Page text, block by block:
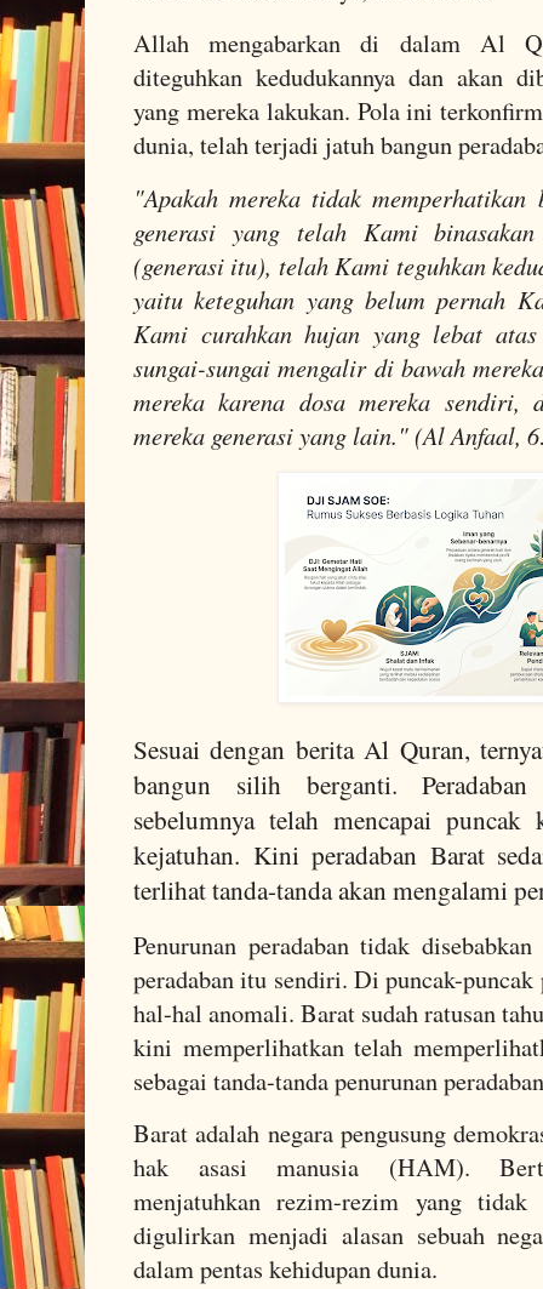
Allah mengabarkan di dalam Al
diteguhkan kedudukannya dan akan
yang mereka lakukan. Pola ini
dunia, telah terjadi jatuh bangun
"Apakah mereka tidak memperhatikan
generasi yang telah Kami
(generasi itu), telah Kami teguhkan
yaitu keteguhan yang belum pernah
Kami curahkan hujan yang lebat
sungai-sungai mengalir di bawah
mereka karena dosa mereka sendiri,
mereka generasi yang lain." (Al Anfaal,
Sesuai dengan berita Al Quran,
bangun silih berganti.
sebelumnya telah mencapai puncak
kejatuhan. Kini peradaban Barat
terlihat tanda-tanda akan mengalami
Penurunan peradaban tidak
peradaban itu sendiri. Di puncak-
hal-hal anomali. Barat sudah ratusan
kini memperlihatkan telah
sebagai tanda-tanda penurunan
Barat adalah negara pengusung
hak asasi manusia (HAM).
menjatuhkan rezim-rezim yang
digulirkan menjadi alasan sebuah
dalam pentas kehidupan dunia.